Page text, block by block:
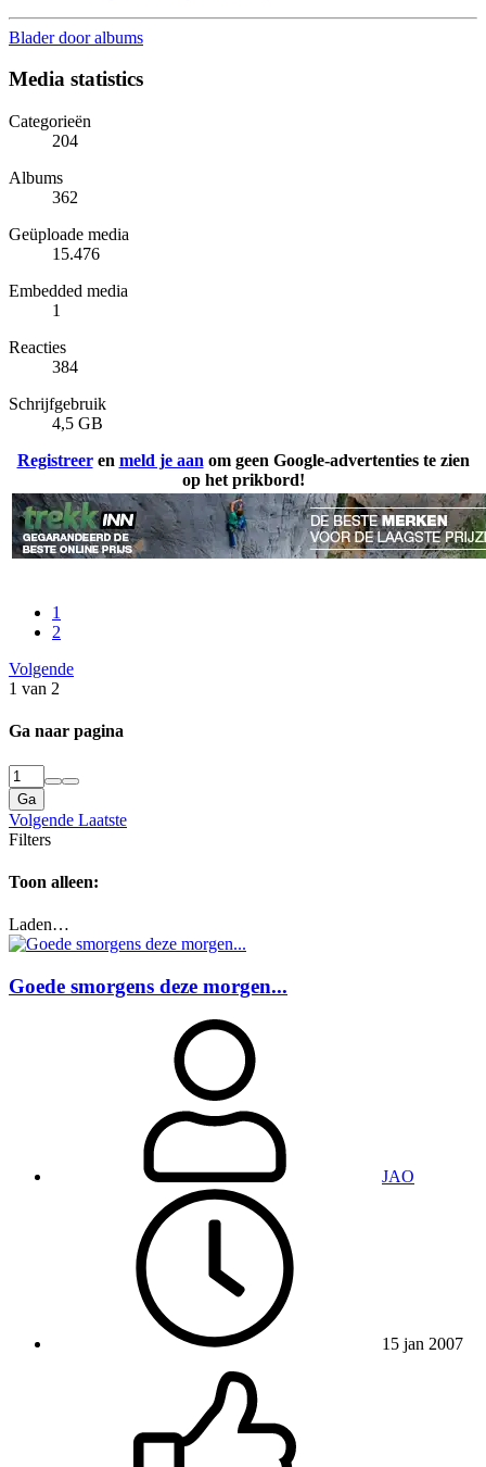
Blader door albums
Media statistics
Categorieën
204
Albums
362
Geüploade media
15.476
Embedded media
1
Reacties
384
Schrijfgebruik
4,5 GB
Registreeren meld je aan om geen Google-advertenties te zien
op het prikbord!
1
2
Volgende
1 van 2
Ga naar pagina
Ga
Volgende Laatste
Filters
Toon alleen:
Laden…
Goede smorgens deze morgen...
JAO
15 jan 2007